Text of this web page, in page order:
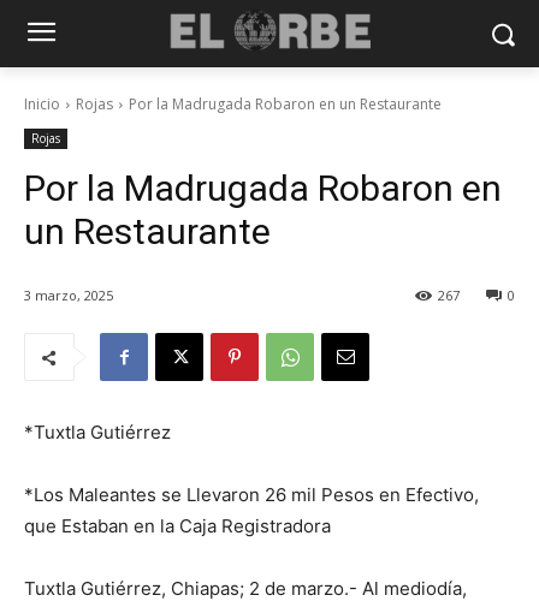
Inicio Rojas Por la Madrugada Robaron en un Restaurante
Rojas
Por la Madrugada Robaron en
un Restaurante
3 marzo, 2025 0
267
*Tuxtla Gutiérrez
*Los Maleantes se Llevaron 26 mil Pesos en Efectivo,
que Estaban en la Caja Registradora
Tuxtla Gutiérrez, Chiapas; 2 de marzo.- Al mediodía,